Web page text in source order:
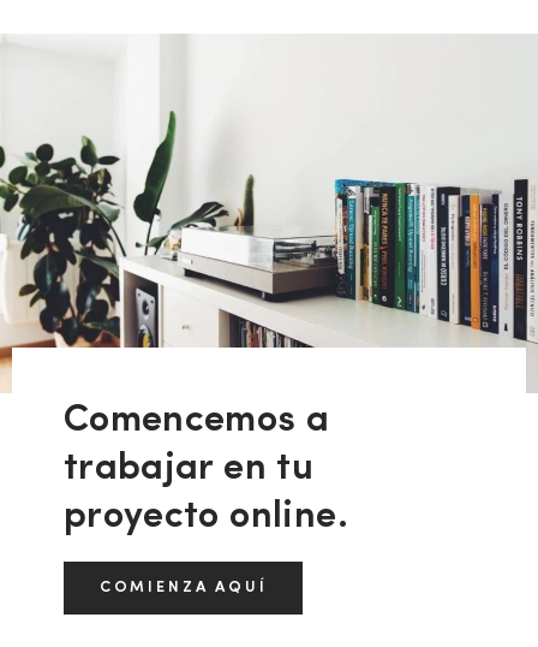
Comencemos a
trabajar en tu
proyecto online.
COMIENZA AQUÍ